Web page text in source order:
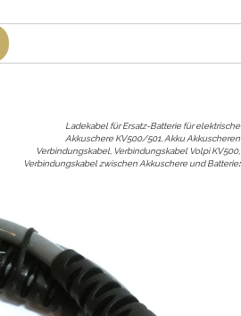
Ladekabel für Ersatz-Batterie für elektrische
Akkuschere KV500/501, Akku Akkuscheren
Verbindungskabel, Verbindungskabel Volpi KV500,
Verbindungskabel zwischen Akkuschere und Batterie: